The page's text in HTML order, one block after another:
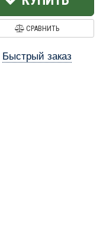
СРАВНИТЬ
Быстрый заказ